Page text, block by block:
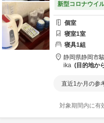
新型コロナウイ
個室
寝室1室
寝具1組
静岡県静岡市
ika
目的地か
直近1か月の参
対象期間内に有